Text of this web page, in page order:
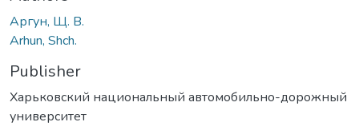
Аргун, Щ. В.
Arhun, Shch.
Publisher
Харьковский национальный автомобильно-дорожный
университет